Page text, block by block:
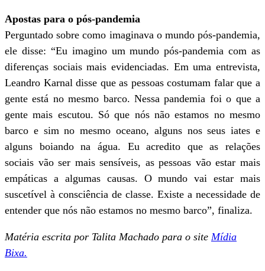
Apostas para o pós-pandemia
Perguntado sobre como imaginava o mundo pós-pandemia,
ele disse: “Eu imagino um mundo pós-pandemia com as
diferenças sociais mais evidenciadas. Em uma entrevista,
Leandro Karnal disse que as pessoas costumam falar que a
gente está no mesmo barco. Nessa pandemia foi o que a
gente mais escutou. Só que nós não estamos no mesmo
barco e sim no mesmo oceano, alguns nos seus iates e
alguns boiando na água. Eu acredito que as relações
sociais vão ser mais sensíveis, as pessoas vão estar mais
empáticas a algumas causas. O mundo vai estar mais
suscetível à consciência de classe. Existe a necessidade de
entender que nós não estamos no mesmo barco”, finaliza.
Matéria escrita por Talita Machado para o site Mídia
Bixa.